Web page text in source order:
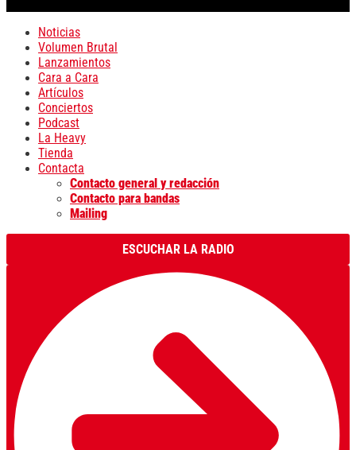
Noticias
Volumen Brutal
Lanzamientos
Cara a Cara
Artículos
Conciertos
Podcast
La Heavy
Tienda
Contacta
Contacto general y redacción
Contacto para bandas
Mailing
ESCUCHAR LA RADIO